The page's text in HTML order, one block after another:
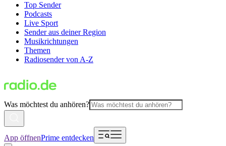
Top Sender
Podcasts
Live Sport
Sender aus deiner Region
Musikrichtungen
Themen
Radiosender von A-Z
Was möchtest du anhören?
App öffnenPrime entdecken